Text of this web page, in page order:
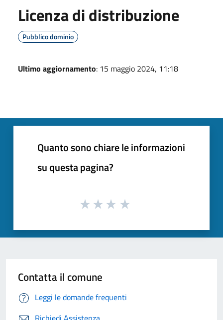
Licenza di distribuzione
Pubblico dominio
Ultimo aggiornamento: 15 maggio 2024, 11:18
Quanto sono chiare le informazioni
su questa pagina?
Contatta il comune
Leggi le domande frequenti